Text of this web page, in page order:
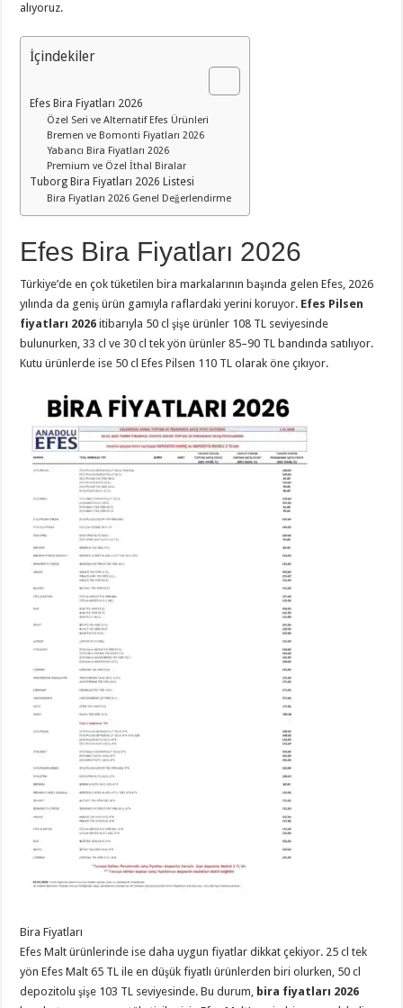
alıyoruz.
İçindekiler
Efes Bira Fiyatları 2026
Özel Seri ve Alternatif Efes Ürünleri
Bremen ve Bomonti Fiyatları 2026
Yabancı Bira Fiyatları 2026
Premium ve Özel İthal Biralar
Tuborg Bira Fiyatları 2026 Listesi
Bira Fiyatları 2026 Genel Değerlendirme
Efes Bira Fiyatları 2026
Türkiye’de en çok tüketilen bira markalarının başında gelen Efes, 2026
yılında da geniş ürün gamıyla raflardaki yerini koruyor. Efes Pilsen
fiyatları 2026 itibarıyla 50 cl şişe ürünler 108 TL seviyesinde
bulunurken, 33 cl ve 30 cl tek yön ürünler 85–90 TL bandında satılıyor.
Kutu ürünlerde ise 50 cl Efes Pilsen 110 TL olarak öne çıkıyor.
Bira Fiyatları
Efes Malt ürünlerinde ise daha uygun fiyatlar dikkat çekiyor. 25 cl tek
yön Efes Malt 65 TL ile en düşük fiyatlı ürünlerden biri olurken, 50 cl
depozitolu şişe 103 TL seviyesinde. Bu durum, bira fiyatları 2026